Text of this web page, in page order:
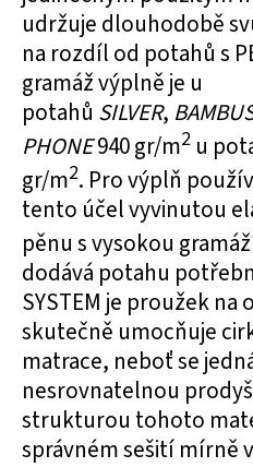
udržuje dlouhodobě
na rozdíl od potahů s
gramáž výplně je u
potahů SILVER,
PHONE940 gr/m2 u
gr/m2. Pro výplň
tento účel vyvinutou
pěnu s vysokou
dodává potahu
SYSTEM je proužek
skutečně umocňuje
matrace, neboť se
nesrovnatelnou
strukturou tohoto
správném sešití mírně